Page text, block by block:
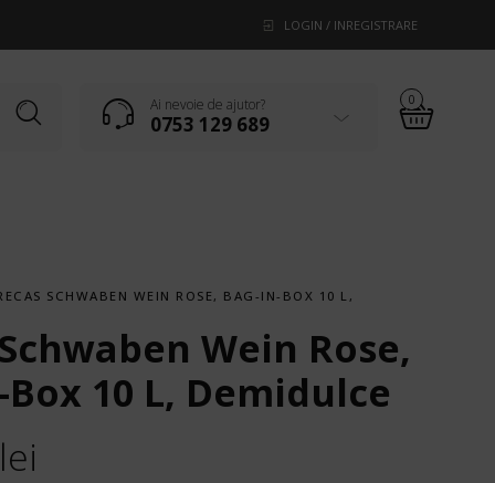
LOGIN / INREGISTRARE
Ai nevoie de ajutor?
0753 129 689
0
SCHWABEN WEIN ROSE, BAG-IN-BOX 10 L,
Wein Rose,
Box 10 L, Demidulce
lei